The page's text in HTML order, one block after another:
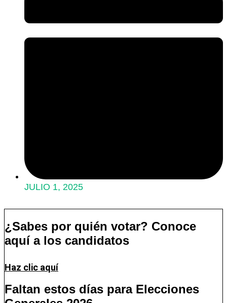
JULIO 1, 2025
¿Sabes por quién votar? Conoce
aquí a los candidatos
Haz clic aquí
Faltan estos días para Elecciones